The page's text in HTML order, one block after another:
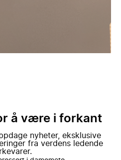
å være i forkant
nyheter, eksklusive
fra verdens ledende